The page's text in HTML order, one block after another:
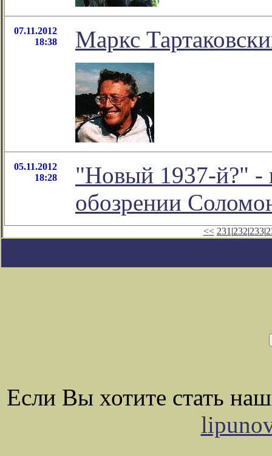
07.11.2012
18:38
Маркс
05.11.2012
18:28
"Новый 1937-й?" -
обозрении
<< 231 |232|233|
Если Вы хотите стать